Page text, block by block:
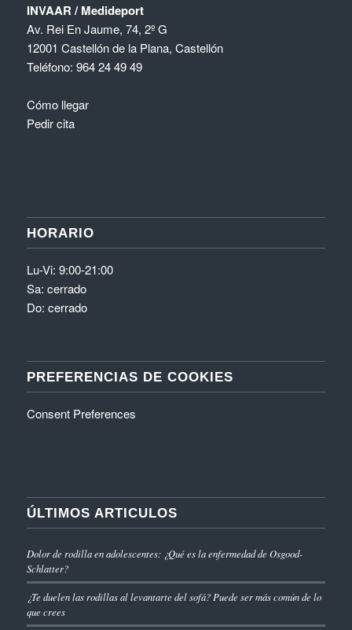
INVAAR / Medideport
Av. Rei En Jaume, 74, 2º G
12001 Castellón de la Plana, Castellón
Teléfono: 964 24 49 49
Cómo llegar
Pedir cita
HORARIO
Lu-Vi: 9:00-21:00
Sa: cerrado
Do: cerrado
PREFERENCIAS DE COOKIES
Consent Preferences
ÚLTIMOS ARTICULOS
Dolor de rodilla en adolescentes: ¿Qué es la enfermedad de Osgood-
Schlatter?
¿Te duelen las rodillas al levantarte del sofá? Puede ser más común de lo
que crees